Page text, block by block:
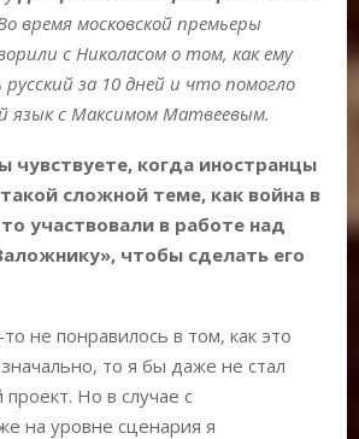
время московской премьеры
с Николасом о том, как ему
за 10 дней и что помогло
язык с Максимом Матвеевым.
чувствуете, когда иностранцы
сложной теме, как война в
участвовали в работе над
чтобы сделать его
не понравилось в том, как это
то я бы даже не стал
проект. Но в случае с
на уровне сценария я